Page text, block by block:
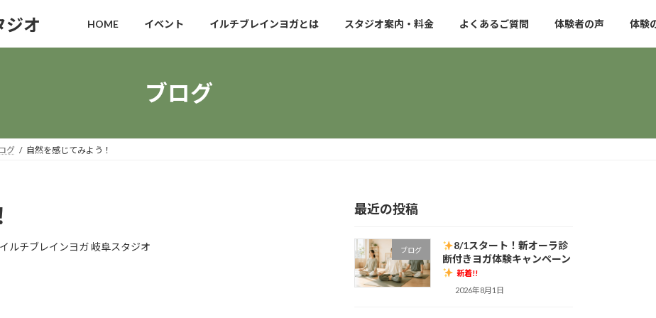
ジオ HOME イベント イルチブレインヨガとは スタジオ案内・料金 よくあるご質問 体験者の声 体験
ブログ
グ 自然を感じてみよう！
イルチブレインヨガ 岐阜スタジオ
最近の投稿
ブログ
8/1スタート！新オーラ診
断付きヨガ体験キャンペーン
新着!!
2026年8月1日